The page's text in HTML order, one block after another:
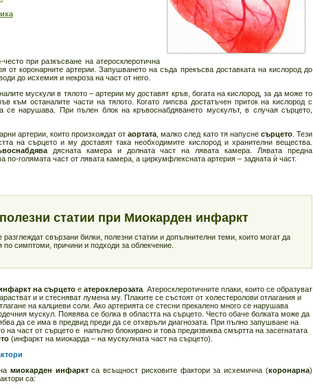
често при разкъсване на атеросклеротична
от коронарните артерии. Запушването на съда прекъсва доставката на кислород до
до исхемия и некроза на част от него.
мускули в тялото – артерии му доставят кръв, богата на кислород, за да може то
към останалите части на тялото. Когато липсва достатъчен приток на кислород с
се нарушава. При пълен блок на кръвоснабдяването мускулът, в случая сърцето,
артерии, които произхождат отаортата , малко след като тя напусне сърцето. Тези
на сърцето и му доставят така необходимите кислород и хранителни вещества.
дясната камера и долната част на лявата камера. Лявата предна
по-голямата част от лявата камера, а циркумфлексната артерия – задната ѝ част.
статии при Миокарден инфаркт
свързани билки, полезни статии и допълнителни теми, които могат да
по симптоми, причини и подходи за облекчение.
на сърцето е атероклерозата . Атеросклеротичните плаки, които се образуват
и и стесняват лумена му. Плаките се състоят от холестеролови отлагания и
на калциеви соли. Ако артерията се стесни прекалено много се нарушава
мускул. Появява се болка в областта на сърцето. Често обаче болката може да
да се има в предвид преди да се отхвръли диагнозата. При пълно запушване на
на част от сърцето е напълно блокирано и това предизвиква смъртта на засегнатата
(инфаркт на миокарда – на мускулната част на сърцето).
миокарден инфаркт са всъщност рисковите фактори за исхемична (коронарна)
са: